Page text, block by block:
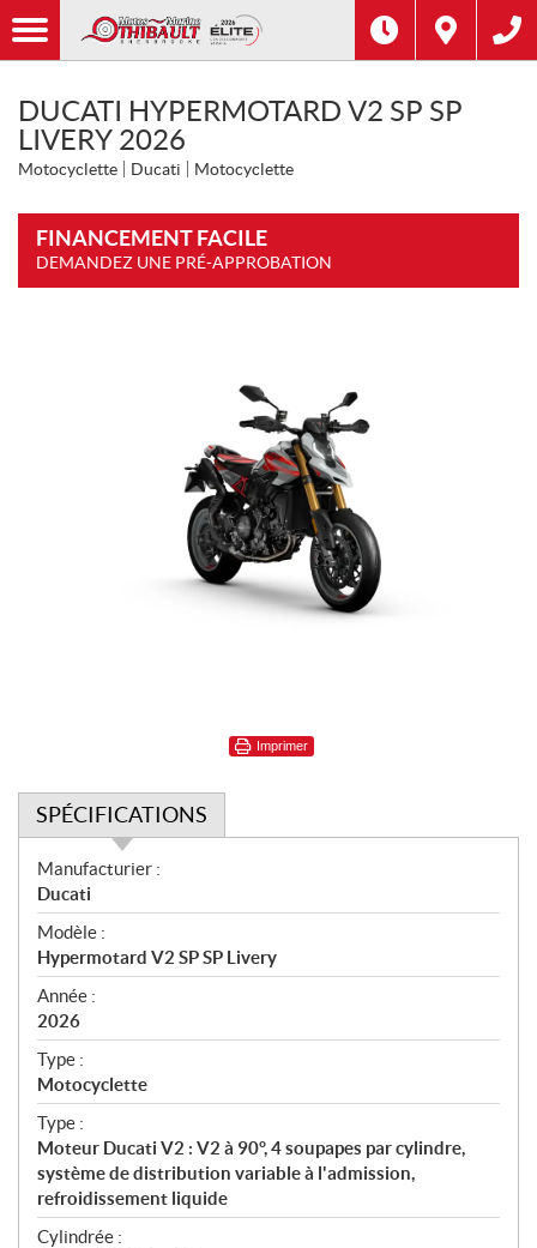
DUCATI HYPERMOTARD V2 SP SP
LIVERY 2026
Motocyclette Ducati Motocyclette
FINANCEMENT FACILE
DEMANDEZ UNE PRÉ-APPROBATION
Imprimer
SPÉCIFICATIONS
S
p
é
c
i
f
i
c
a
t
i
o
n
s
Manufacturier :
Ducati
Modèle :
Hypermotard V2 SP SP Livery
Année :
2026
Type :
Motocyclette
Type :
Moteur Ducati V2 : V2 à 90°, 4 soupapes par cylindre,
système de distribution variable à l'admission,
refroidissement liquide
Cylindrée :